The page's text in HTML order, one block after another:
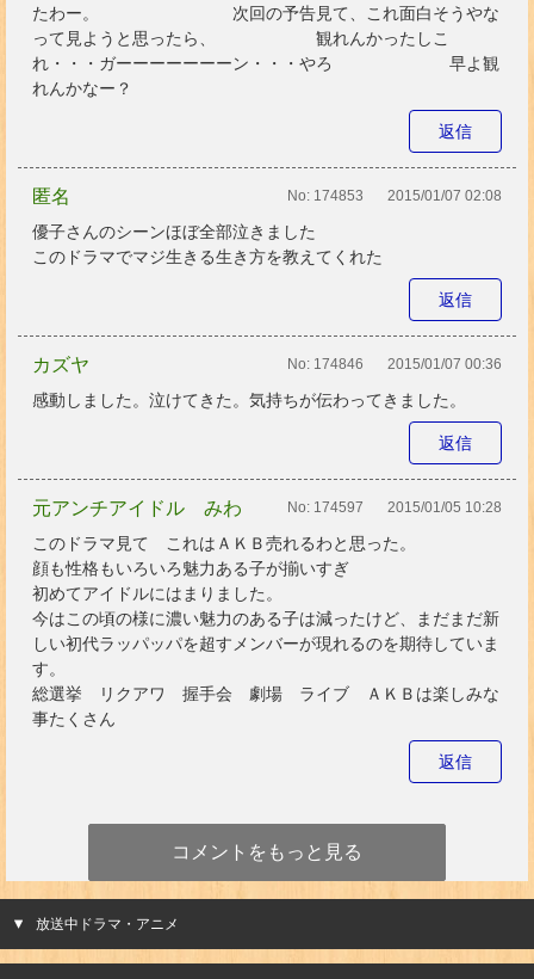
たわー。 次回の予告見て、これ面白そうやな
って見ようと思ったら、 観れんかったしこ
れ・・・ガーーーーーーーン・・・やろ 早よ観
れんかなー？
返信
匿名 No: 174853 2015/01/07 02:08
優子さんのシーンほぼ全部泣きました
このドラマでマジ生きる生き方を教えてくれた
返信
カズヤ No: 174846 2015/01/07 00:36
感動しました。泣けてきた。気持ちが伝わってきました。
返信
元アンチアイドル みわ No: 174597 2015/01/05 10:28
このドラマ見て これはＡＫＢ売れるわと思った。
顔も性格もいろいろ魅力ある子が揃いすぎ
初めてアイドルにはまりました。
今はこの頃の様に濃い魅力のある子は減ったけど、まだまだ新
しい初代ラッパッパを超すメンバーが現れるのを期待していま
す。
総選挙 リクアワ 握手会 劇場 ライブ ＡＫＢは楽しみな
事たくさん
返信
コメントをもっと見る
放送中ドラマ・アニメ